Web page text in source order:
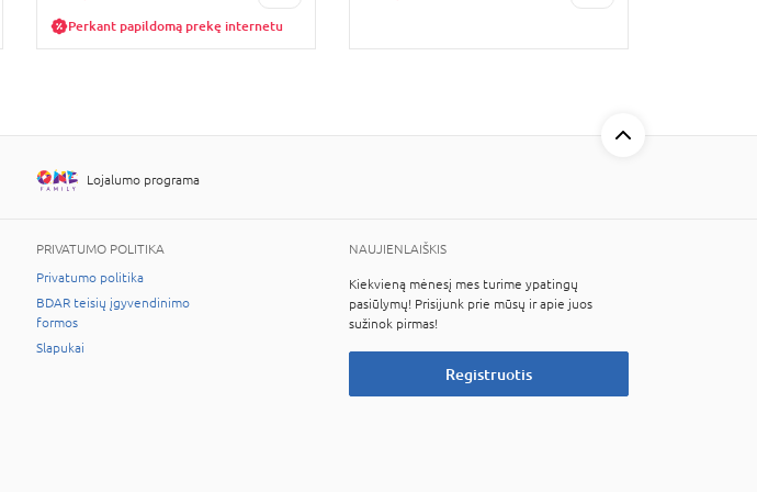
Perkant papildomą prekę internetu
Lojalumo programa
PRIVATUMO POLITIKA
Privatumo politika
BDAR teisių įgyvendinimo
formos
Slapukai
NAUJIENLAIŠKIS
Kiekvieną mėnesį mes turime ypatingų
pasiūlymų! Prisijunk prie mūsų ir apie juos
sužinok pirmas!
Registruotis